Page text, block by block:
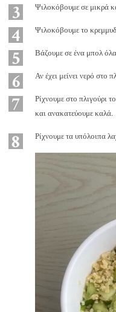
3 Ψιλοκόβουμε σε μικρά
4 Ψιλοκόβουμε το
5 Βάζουμε σε ένα μπολ
6 Αν έχει μείνει νερό στο
7
Ρίχνουμε στο πλιγούρι
και ανακατεύουμε καλά.
8 Ρίχνουμε τα υπόλοιπα